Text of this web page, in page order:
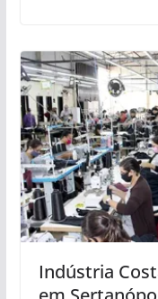
Indústria